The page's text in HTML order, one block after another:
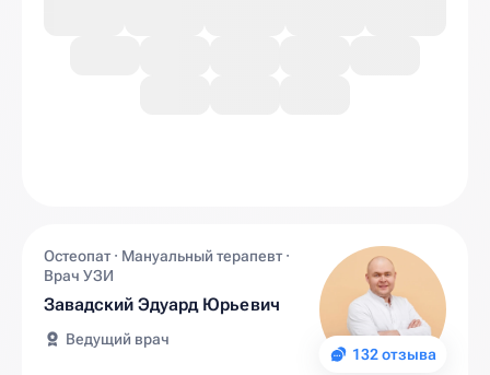
132 отзыва
Остеопат · Мануальный терапевт ·
Врач УЗИ
Завадский Эдуард Юрьевич
Ведущий врач